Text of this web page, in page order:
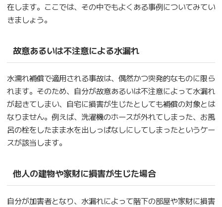
在します。ここでは、その中でもよくある事例についてみてい
きましょう。
故意あるいは不注意による水漏れ
水濡れ補償で適用される事故は、偶然かつ突発的なものに限ら
れます。そのため、自分が故意あるいは不注意によって水漏れ
が起きてしまい、自宅に損害が生じたとしても補償の対象とは
なりません。例えば、洗濯機のホースが外れてしまった、お風
呂の栓をしたまま水を出しっぱなしにしてしまったというケー
スが該当します。
他人の建物や家財に損害が生じた場合
自分が加害者となり、水漏れによって階下の部屋や家財に損害